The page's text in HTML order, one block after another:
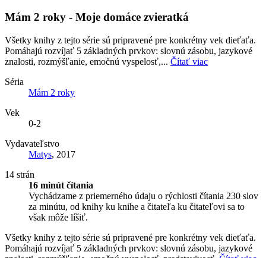
Mám 2 roky - Moje domáce zvieratká
Všetky knihy z tejto série sú pripravené pre konkrétny vek dieťaťa.
Pomáhajú rozvíjať 5 základných prvkov: slovnú zásobu, jazykové
znalosti, rozmýšľanie, emočnú vyspelosť,... Čítať viac
Séria
Mám 2 roky
Vek
0-2
Vydavateľstvo
Matys, 2017
14 strán
16 minút čítania
Vychádzame z priemerného údaju o rýchlosti čítania 230 slov
za minútu, od knihy ku knihe a čitateľa ku čitateľovi sa to
však môže líšiť.
Všetky knihy z tejto série sú pripravené pre konkrétny vek dieťaťa.
Pomáhajú rozvíjať 5 základných prvkov: slovnú zásobu, jazykové